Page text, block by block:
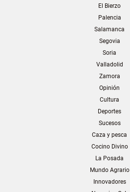
El Bierzo
Palencia
Salamanca
Segovia
Soria
Valladolid
Zamora
Opinión
Cultura
Deportes
Sucesos
Caza y pesca
Cocino Divino
La Posada
Mundo Agrario
Innovadores